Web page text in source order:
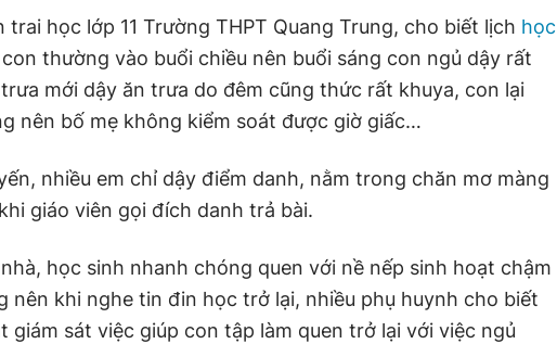
trai học lớp 11 Trường THPT Quang Trung, cho biết lịch học
con thường vào buổi chiều nên buổi sáng con ngủ dậy rất
mới dậy ăn trưa do đêm cũng thức rất khuya, con lại
nên bố mẹ không kiểm soát được giờ giấc…
nhiều em chỉ dậy điểm danh, nằm trong chăn mơ màng
giáo viên gọi đích danh trả bài.
học sinh nhanh chóng quen với nề nếp sinh hoạt chậm
nên khi nghe tin đin học trở lại, nhiều phụ huynh cho biết
giám sát việc giúp con tập làm quen trở lại với việc ngủ